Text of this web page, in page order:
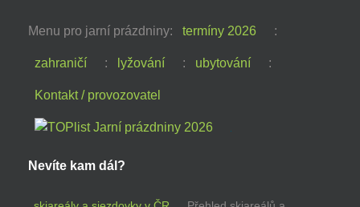
Menu pro jarní prázdniny: termíny 2026 :
zahraničí : lyžování : ubytování :
Kontakt / provozovatel
Nevíte kam dál?